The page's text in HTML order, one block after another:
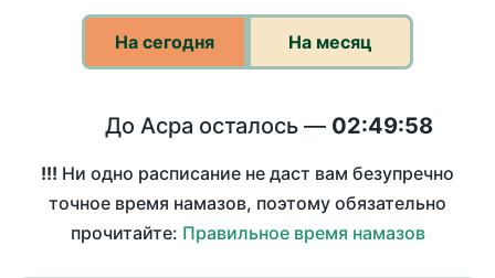
На сегодня На месяц
До Асра осталось — 02:49:58
!!! Ни одно расписание не даст вам безупречно
точное время намазов, поэтому обязательно
прочитайте: Правильное время намазов